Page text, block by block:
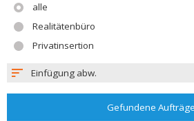
alle
Realitätenbüro
Privatinsertion
Einfügung abw.
Gefundene Aufträge